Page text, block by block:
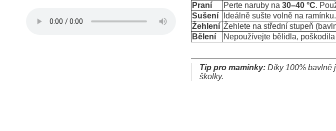
Praní
Perte naruby na 30–40 °C.
Sušení
Ideálně sušte volně na
Žehlení Žehlete na střední stupeň
Bělení
Nepoužívejte bělidla,
Tip pro maminky:Díky 100% bavlně
školky.